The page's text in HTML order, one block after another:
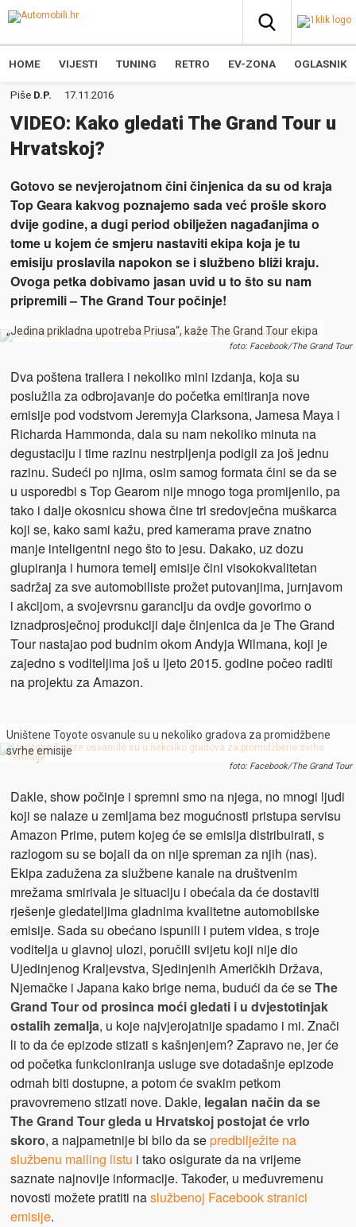
HOME VIJESTI TUNING RETRO EV-ZONA OGLASNIK
Piše D.P. 17.11.2016
VIDEO: Kako gledati The Grand Tour u
Hrvatskoj?
Gotovo se nevjerojatnom čini činjenica da su od kraja
Top Geara kakvog poznajemo sada već prošle skoro
dvije godine, a dugi period obilježen nagađanjima o
tome u kojem će smjeru nastaviti ekipa koja je tu
emisiju proslavila napokon se i službeno bliži kraju.
Ovoga petka dobivamo jasan uvid u to što su nam
pripremili – The Grand Tour počinje!
„Jedina prikladna upotreba Priusa“, kaže The Grand Tour ekipa
foto: Facebook/The Grand Tour
Dva poštena trailera i nekoliko mini izdanja, koja su
poslužila za odbrojavanje do početka emitiranja nove
emisije pod vodstvom Jeremyja Clarksona, Jamesa Maya i
Richarda Hammonda, dala su nam nekoliko minuta na
degustaciju i time razinu nestrpljenja podigli za još jednu
razinu. Sudeći po njima, osim samog formata čini se da se
u usporedbi s Top Gearom nije mnogo toga promijenilo, pa
tako i dalje okosnicu showa čine tri sredovječna muškarca
koji se, kako sami kažu, pred kamerama prave znatno
manje inteligentni nego što to jesu. Dakako, uz dozu
glupiranja i humora temelj emisije čini visokokvalitetan
sadržaj za sve automobiliste prožet putovanjima, jurnjavom
i akcijom, a svojevrsnu garanciju da ovdje govorimo o
iznadprosječnoj produkciji daje činjenica da je The Grand
Tour nastajao pod budnim okom Andyja Wilmana, koji je
zajedno s voditeljima još u ljeto 2015. godine počeo raditi
na projektu za Amazon.
Uništene Toyote osvanule su u nekoliko gradova za promidžbene
svrhe emisije
foto: Facebook/The Grand Tour
Dakle, show počinje i spremni smo na njega, no mnogi ljudi
koji se nalaze u zemljama bez mogućnosti pristupa servisu
Amazon Prime, putem kojeg će se emisija distribuirati, s
razlogom su se bojali da on nije spreman za njih (nas).
Ekipa zadužena za službene kanale na društvenim
mrežama smirivala je situaciju i obećala da će dostaviti
rješenje gledateljima gladnima kvalitetne automobilske
emisije. Sada su obećano ispunili i putem videa, s troje
voditelja u glavnoj ulozi, poručili svijetu koji nije dio
Ujedinjenog Kraljevstva, Sjedinjenih Američkih Država,
Njemačke i Japana kako brige nema, budući da će seThe
Grand Tour od prosinca moći gledati i u dvjestotinjak
ostalih zemalja, u koje najvjerojatnije spadamo i mi. Znači
li to da će epizode stizati s kašnjenjem? Zapravo ne, jer će
od početka funkcioniranja usluge sve dotadašnje epizode
odmah biti dostupne, a potom će svakim petkom
pravovremeno stizati nove. Dakle, legalan način da se
The Grand Tour gleda u Hrvatskoj postojat će vrlo
skoro, a najpametnije bi bilo da sepredbilježite na
službenu mailing listu i tako osigurate da na vrijeme
saznate najnovije informacije. Također, u međuvremenu
novosti možete pratiti naslužbenoj Facebook stranici
emisije.